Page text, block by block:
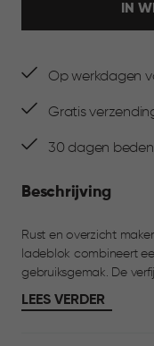
IN
Op werkdagen
Gratis
30 dagen
Beschrijving
Rust en overzicht
ladeblok combineert
gebruiksgemak. De
terwijl het kunststof
onderhoudsvriendelijke oplossing. Het
LEES VERDER